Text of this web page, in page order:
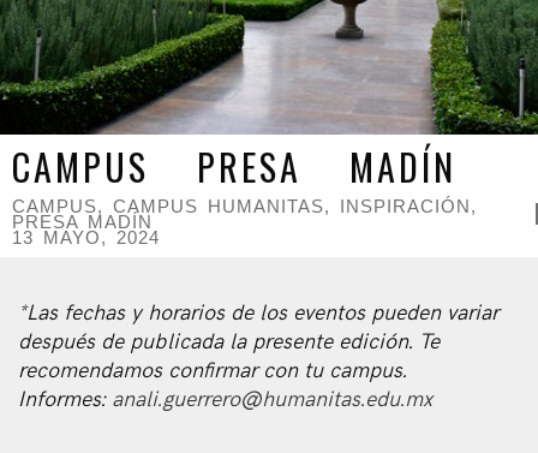
CAMPUS PRESA MADÍN
CAMPUS, CAMPUS HUMANITAS, INSPIRACIÓN,
PRESA MADÍN
13 MAYO, 2024
*Las fechas y horarios de los eventos pueden variar
después de publicada la presente edición. Te
recomendamos confirmar con tu campus.
Informes: anali.guerrero@humanitas.edu.mx